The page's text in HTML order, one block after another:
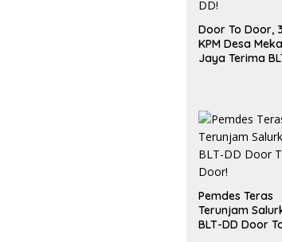
Door To Door, 3
KPM Desa
Jaya Terima
Pemdes Teras
Terunjam
BLT-DD Door